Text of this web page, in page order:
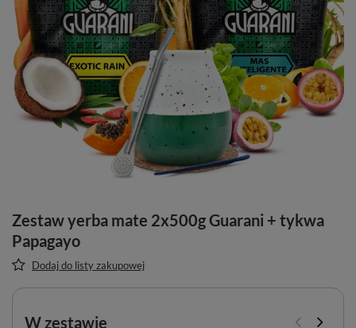
Zestaw yerba mate 2x500g Guarani + tykwa
Papagayo
Dodaj do listy zakupowej
W zestawie